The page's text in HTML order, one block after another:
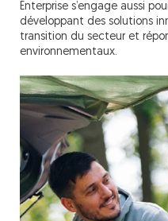
Enterprise s’engage aussi
développant des solutions
transition du secteur et
environnementaux.